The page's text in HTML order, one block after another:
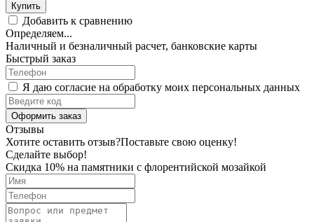
Купить
Добавить к сравнению
Определяем...
Наличный и безналичный расчет, банковские карты
Быстрый заказ
Я даю согласие на обработку моих персональных данных
Оформить заказ
Отзывы
Хотите оставить отзыв?Поставьте свою оценку!
Сделайте выбор!
Скидка 10% на памятники с флорентийской мозайкой